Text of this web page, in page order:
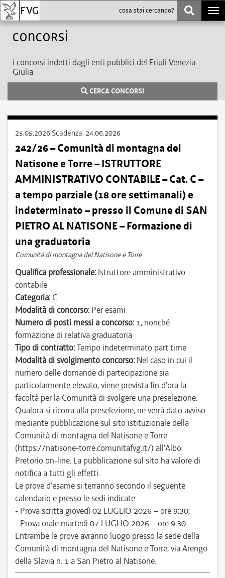
Concorsi
i concorsi indetti dagli enti pubblici del Friuli Venezia
Giulia
CERCA CONCORSI
25.05.2026 Scadenza: 24.06.2026
242/26 – Comunità di montagna del
Natisone e Torre – ISTRUTTORE
AMMINISTRATIVO CONTABILE – Cat. C –
a tempo parziale (18 ore settimanali) e
indeterminato – presso il Comune di SAN
PIETRO AL NATISONE – Formazione di
una graduatoria
Comunità di montagna del Natisone e Torre
Qualifica professionale: Istruttore amministrativo
contabile
Categoria: C
Modalità di concorso: Per esami
Numero di posti messi a concorso: 1, nonché
formazione di relativa graduatoria
Tipo di contratto:Tempo indeterminato part time
Modalità di svolgimento concorso: Nel caso in cui il
numero delle domande di partecipazione sia
particolarmente elevato, viene prevista fin d’ora la
facoltà per la Comunità di svolgere una preselezione.
Qualora si ricorra alla preselezione, ne verrà dato avviso
mediante pubblicazione sul sito istituzionale della
Comunità di montagna del Natisone e Torre
(https://natisone-torre.comunitafvg.it/) all’Albo
Pretorio on-line. La pubblicazione sul sito ha valore di
notifica a tutti gli effetti.
Le prove d’esame si terranno secondo il seguente
calendario e presso le sedi indicate:
- Prova scritta giovedì 02 LUGLIO 2026 – ore 9:30;
- Prova orale martedì 07 LUGLIO 2026 – ore 9:30.
Entrambe le prove avranno luogo presso la sede della
Comunità di montagna del Natisone e Torre, via Arengo
della Slavia n. 1 a San Pietro al Natisone.